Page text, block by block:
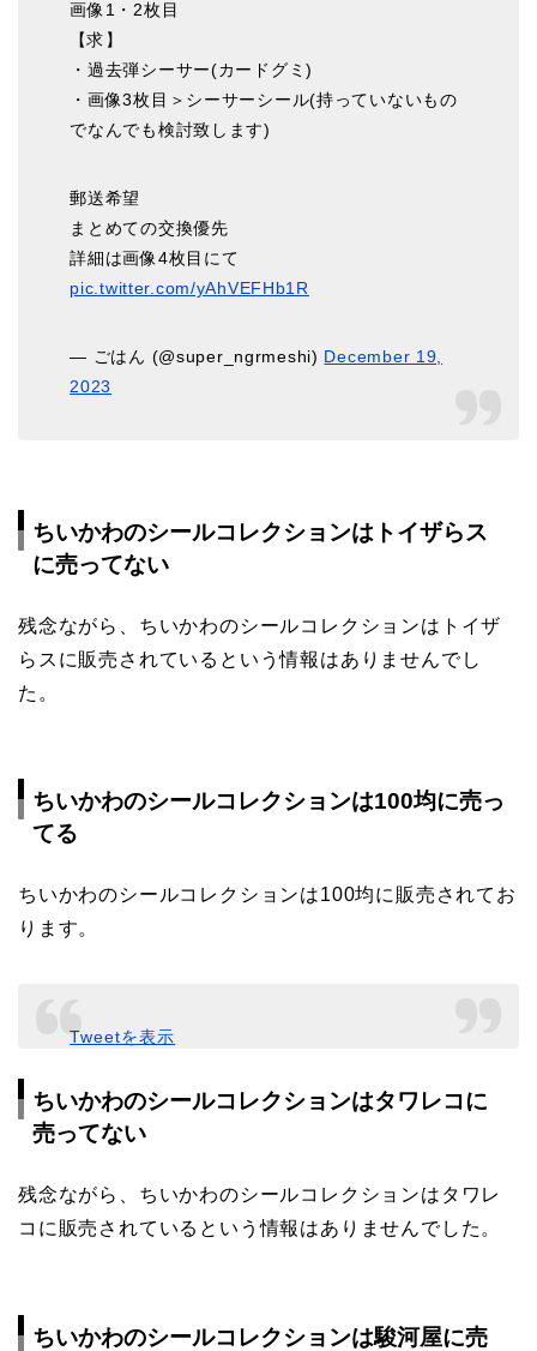
画像1・2枚目
【求】︎︎
・過去弾シーサー(カードグミ)
・画像3枚目＞シーサーシール(持っていないもの
でなんでも検討致します)
郵送希望
まとめての交換優先
詳細は画像4枚目にて
pic.twitter.com/yAhVEFHb1R
— ごはん (@super_ngrmeshi) December 19,
2023
ちいかわのシールコレクションはトイザらス
に売ってない
残念ながら、ちいかわのシールコレクションはトイザ
らスに販売されているという情報はありませんでし
た。
ちいかわのシールコレクションは100均に売っ
てる
ちいかわのシールコレクションは100均に販売されてお
ります。
Tweetを表示
ちいかわのシールコレクションはタワレコに
売ってない
残念ながら、ちいかわのシールコレクションはタワレ
コに販売されているという情報はありませんでした。
ちいかわのシールコレクションは駿河屋に売